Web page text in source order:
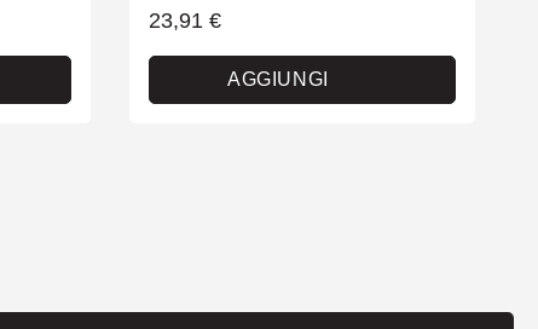
23,91 €
AGGIUNGI